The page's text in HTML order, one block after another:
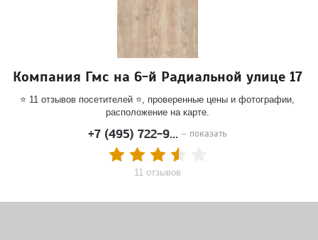
Компания Гмс на 6-й Радиальной улице 17
⭐ 11 отзывов посетителей ⭐, проверенные цены и фотографии,
расположение на карте.
+7 (495) 722-9... – показать
11 отзывов